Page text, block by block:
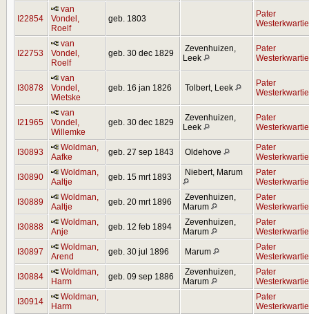
I22854
van
Vondel,
Roelf
geb. 1803
Pater
I22753
van
Vondel,
Roelf
geb. 30 dec 1829
Zevenhuizen,
Leek
Pater
I30878
van
Vondel,
Wietske
geb. 16 jan 1826 Tolbert, Leek
Pater
I21965
van
Vondel,
Willemke
geb. 30 dec 1829
Zevenhuizen,
Leek
Pater
I30893
Woldman,
Aafke
geb. 27 sep 1843 Oldehove
Pater
I30890
Woldman,
Aaltje
geb. 15 mrt 1893 Niebert, Marum
Pater
I30889
Woldman,
Aaltje
geb. 20 mrt 1896
Zevenhuizen,
Marum
Pater
I30888
Woldman,
Anje
geb. 12 feb 1894
Zevenhuizen,
Marum
Pater
I30897
Woldman,
Arend
geb. 30 jul 1896 Marum
Pater
I30884
Woldman,
Harm
geb. 09 sep 1886
Zevenhuizen,
Marum
Pater
I30914
Woldman,
Harm
Pater